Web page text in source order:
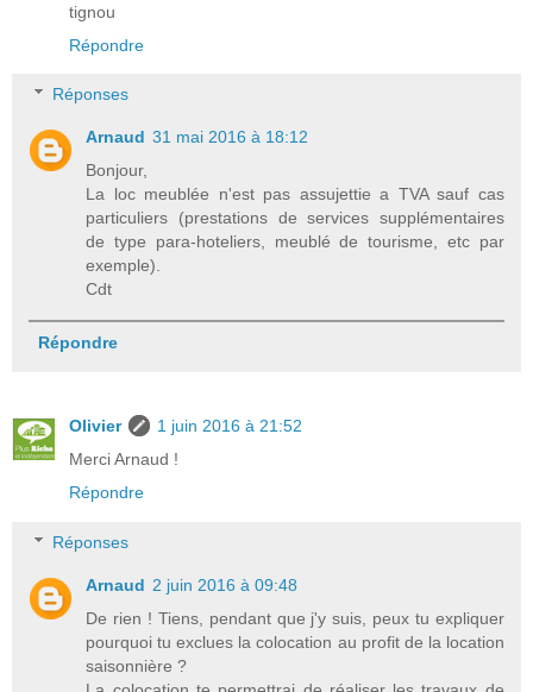
tignou
Répondre
Réponses
Arnaud 31 mai 2016 à 18:12
Bonjour,
La loc meublée n'est pas assujettie a TVA sauf cas
particuliers (prestations de services supplémentaires
de type para-hoteliers, meublé de tourisme, etc par
exemple).
Cdt
Répondre
Olivier
1 juin 2016 à 21:52
Merci Arnaud !
Répondre
Réponses
Arnaud 2 juin 2016 à 09:48
De rien ! Tiens, pendant que j'y suis, peux tu expliquer
pourquoi tu exclues la colocation au profit de la location
saisonnière ?